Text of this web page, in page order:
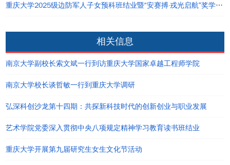
重庆大学2025级边防军人子女预科班结业暨“安赛搏·戎光启航”奖学金签约仪式举办
相关信息
南京大学副校长索文斌一行到访重庆大学国家卓越工程师学院
南京大学校长谈哲敏一行到重庆大学调研
弘深科创沙龙第十四期：共探新科技时代的创新创业与职业发展
艺术学院党委深入贯彻中央八项规定精神学习教育读书班结业
重庆大学开展第九届研究生女生文化节活动